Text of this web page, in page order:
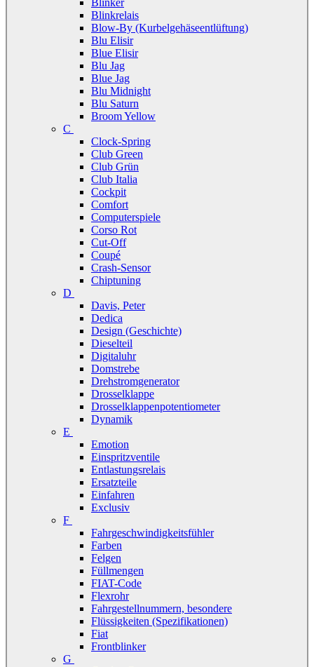
Blinker
Blinkrelais
Blow-By (Kurbelgehäseentlüftung)
Blu Elisir
Blue Elisir
Blu Jag
Blue Jag
Blu Midnight
Blu Saturn
Broom Yellow
C
Clock-Spring
Club Green
Club Grün
Club Italia
Cockpit
Comfort
Computerspiele
Corso Rot
Cut-Off
Coupé
Crash-Sensor
Chiptuning
D
Davis, Peter
Dedica
Design (Geschichte)
Dieselteil
Digitaluhr
Domstrebe
Drehstromgenerator
Drosselklappe
Drosselklappenpotentiometer
Dynamik
E
Emotion
Einspritzventile
Entlastungsrelais
Ersatzteile
Einfahren
Exclusiv
F
Fahrgeschwindigkeitsfühler
Farben
Felgen
Füllmengen
FIAT-Code
Flexrohr
Fahrgestellnummern, besondere
Flüssigkeiten (Spezifikationen)
Fiat
Frontblinker
G